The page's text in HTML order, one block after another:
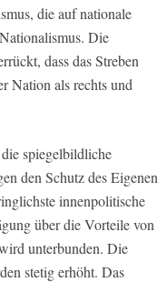
die auf nationale
Die
dass das Streben
Nation als rechts und
spiegelbildliche
den Schutz des Eigenen
innenpolitische
über die Vorteile von
unterbunden. Die
stetig erhöht. Das